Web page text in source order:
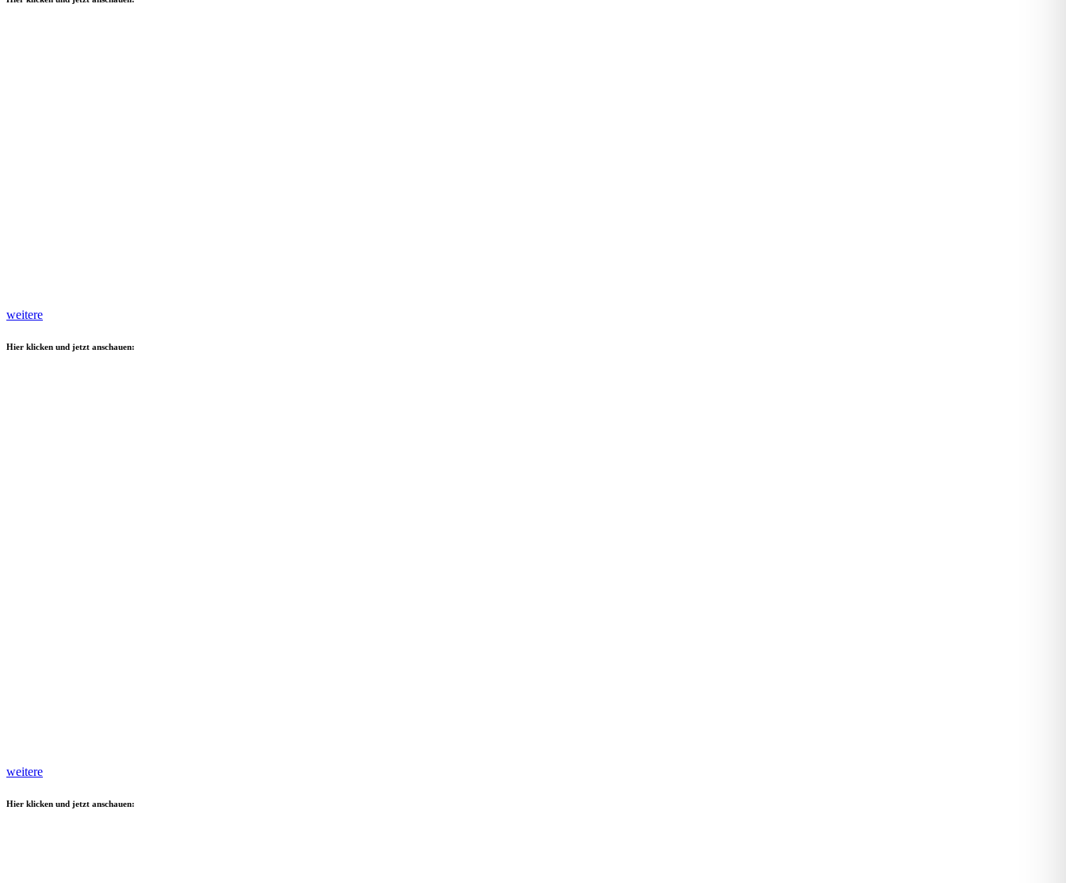
weitere
Hier klicken und jetzt anschauen:
weitere
Hier klicken und jetzt anschauen: